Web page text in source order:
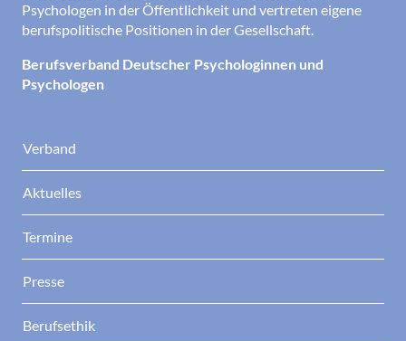
Psychologen in der Öffentlichkeit und vertreten eigene
berufspolitische Positionen in der Gesellschaft.
Berufsverband Deutscher Psychologinnen und
Psychologen
Verband
Aktuelles
Termine
Presse
Berufsethik